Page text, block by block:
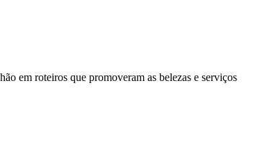
em roteiros que promoveram as belezas e serviços